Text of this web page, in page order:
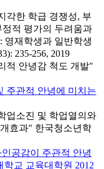
각한 학급 경쟁성, 부
적 평가의 두려움과
영재학생과 일반학생
235-256, 2019
적 안녕감 척도 개발"
주관적 안녕에 미치는
업소진 및 학업열의와
효과" 한국청소년학
공감이 주관적 안녕
교 교육대학원 2012